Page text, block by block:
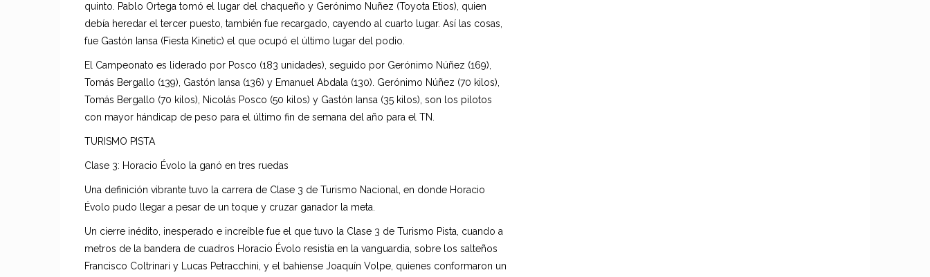
quinto. Pablo Ortega tomó el lugar del chaqueño y Gerónimo Nuñez (Toyota Etios), quien
debía heredar el tercer puesto, también fue recargado, cayendo al cuarto lugar. Así las cosas,
fue Gastón Iansa (Fiesta Kinetic) el que ocupó el último lugar del podio.
El Campeonato es liderado por Posco (183 unidades), seguido por Gerónimo Núñez (169),
Tomás Bergallo (139), Gastón Iansa (136) y Emanuel Abdala (130). Gerónimo Núñez (70 kilos),
Tomás Bergallo (70 kilos), Nicolás Posco (50 kilos) y Gastón Iansa (35 kilos), son los pilotos
con mayor hándicap de peso para el último fin de semana del año para el TN.
TURISMO PISTA
Clase 3: Horacio Évolo la ganó en tres ruedas
Una definición vibrante tuvo la carrera de Clase 3 de Turismo Nacional, en donde Horacio
Évolo pudo llegar a pesar de un toque y cruzar ganador la meta.
Un cierre inédito, inesperado e increíble fue el que tuvo la Clase 3 de Turismo Pista, cuando a
metros de la bandera de cuadros Horacio Évolo resistía en la vanguardia, sobre los salteños
Francisco Coltrinari y Lucas Petracchini, y el bahiense Joaquín Volpe, quienes conformaron un